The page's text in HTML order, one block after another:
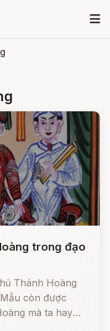
trong đạo
Thánh Hoàng
còn được
ta hay